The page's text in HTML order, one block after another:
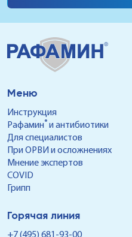
Меню
Инструкция
Рафамин® и антибиотики
Для специалистов
При ОРВИ и осложнениях
Мнение экспертов
COVID
Грипп
Горячая линия